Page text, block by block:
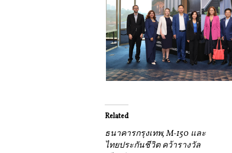
Related
ธนาคารกรุงเทพ, M-150 และ
ไทยประกันชีวิต คว้ารางวัล